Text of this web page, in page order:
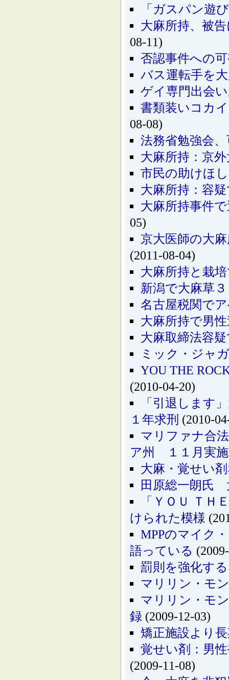
「ガスパン遊
大麻所持、被
08-11)
否認事件への
バス運転手を
ゲイ専門出会
書類装いコカ
08-08)
法務省勉強会
大麻所持：京
市民の助けほ
大麻所持：容
大麻所持事件
05)
京大医師の大
(2011-08-04)
大麻所持と栽
新潟で大麻草
名古屋税関で
大麻所持で男
大麻取締法容
ミック・ジャ
YOU THE
(2010-04-20)
「引退しま
１年求刑 (2010-
マリファナ合
ア州 １１月実
大麻・覚せい
田原総一朗氏
「ＹＯＵ ＴＨ
けられた模様
MPPのマイク
語っている
罰則を強化す
マリリン・モ
マリリン・モ
録 (2009-12-03)
矯正施設より
覚せい剤：男
(2009-11-08)